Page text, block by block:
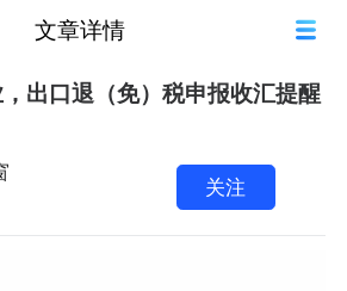
文章详情
出口退（免）税申报收汇提醒
关注